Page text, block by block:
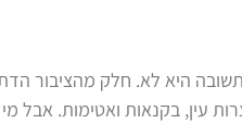
היא לא. חלק מהציבור
עין, בקנאות ואטימות. אבל מי